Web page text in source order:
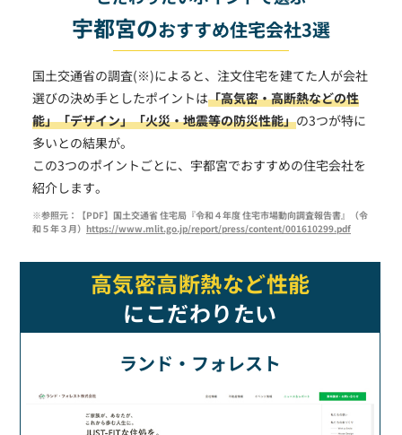
宇都宮のおすすめ住宅会社3選
国土交通省の調査(※)によると、注文住宅を建てた人が会社
選びの決め手としたポイントは「高気密・高断熱などの性
能」「デザイン」「火災・地震等の防災性能」の3つが特に
多いとの結果が。
この3つのポイントごとに、宇都宮でおすすめの住宅会社を
紹介します。
※参照元：【PDF】国土交通省 住宅局『令和４年度 住宅市場動向調査報告書』（令
和５年３月） https://www.mlit.go.jp/report/press/content/001610299.pdf
高気密高断熱など性能
にこだわりたい
ランド・フォレスト